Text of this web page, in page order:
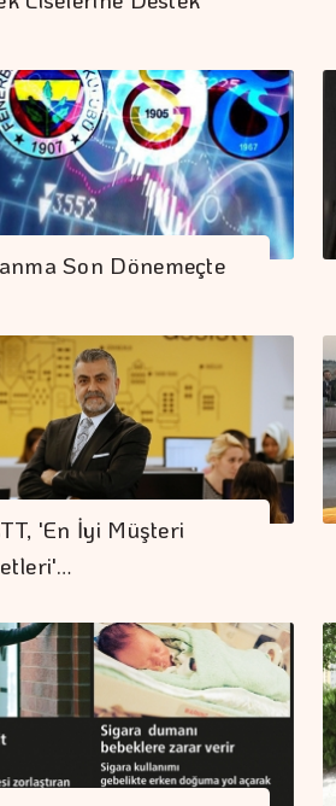
Son Dönemeçte
'En İyi Müşteri